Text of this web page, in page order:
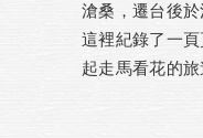
滄桑，遷台後
這裡紀錄了一
起走馬看花的旅